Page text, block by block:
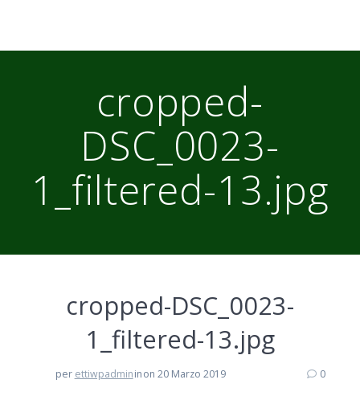
cropped-
DSC_0023-
1_filtered-13.jpg
cropped-DSC_0023-
1_filtered-13.jpg
per ettiwpadmininon 20 Marzo 2019 0